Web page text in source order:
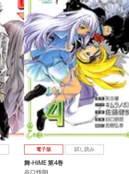
電子版 試し読み
舞-HiME 第4巻
谷口悟朗